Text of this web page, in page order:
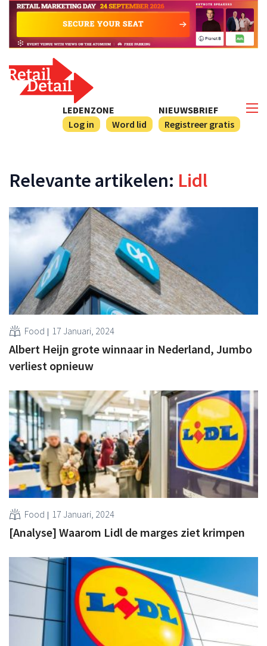
NIEUWSBRIEF
Registreer gratis
LEDENZONE
Log in
Word lid
Relevante artikelen: Lidl
Food 17 Januari, 2024
Albert Heijn grote winnaar in Nederland, Jumbo
verliest opnieuw
Food 17 Januari, 2024
[Analyse] Waarom Lidl de marges ziet krimpen